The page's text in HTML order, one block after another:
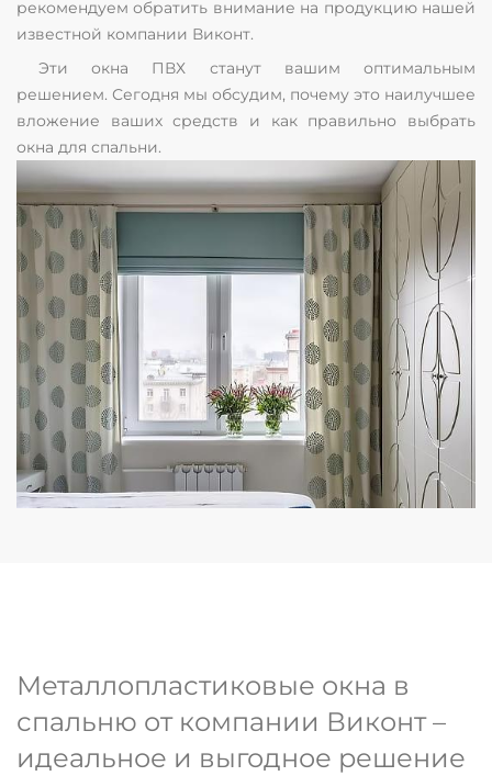
рекомендуем обратить внимание на продукцию нашей
известной компании Виконт.
Эти окна ПВХ станут вашим оптимальным
решением. Сегодня мы обсудим, почему это наилучшее
вложение ваших средств и как правильно выбрать
окна для спальни.
Металлопластиковые окна в
спальню от компании Виконт –
идеальное и выгодное решение